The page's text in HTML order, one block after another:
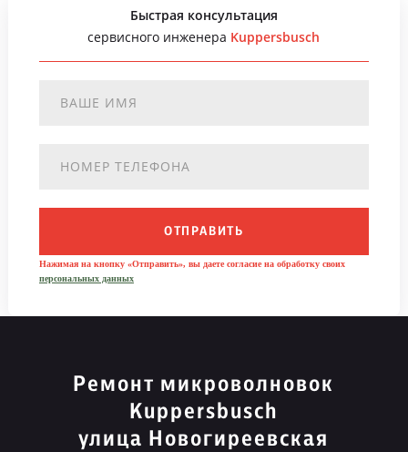
Быстрая консультация
сервисного инженера Kuppersbusch
ОТПРАВИТЬ
Нажимая на кнопку «Отправить», вы даете согласие на обработку своих
персональных данных
Ремонт микроволновок
Kuppersbusch
улица Новогиреевская